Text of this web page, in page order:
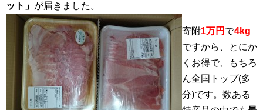
ット」 が届きました。
寄附1万円 で4kg
ですから、とにか
くお得で、もちろ
ん全国トップ(多
分)です。数ある